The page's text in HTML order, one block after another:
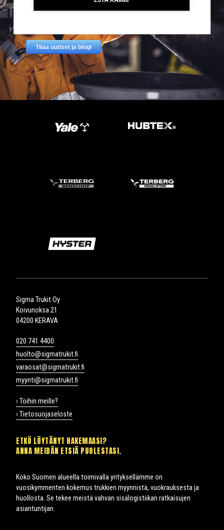
Sigma Trukit Oy
Koivunoksa 21
04200 KERAVA
020 741 4400
huolto@sigmatrukit.fi
varaosat@sigmatrukit.fi
myynti@sigmatrukit.fi
› Töihin meille?
› Tietosuojaseloste
ETKÖ LÖYTÄNYT HAKEMAASI?
ANNA MEIDÄN ETSIÄ PUOLESTASI.
Koko Suomen alueella toimivalla yrityksellämme on
vuosikymmenten kokemus trukkien myynnistä, vuokrauksesta ja
huollosta. Se tekee meistä vahvan sisälogistiikan ratkaisujen
asiantuntijan.